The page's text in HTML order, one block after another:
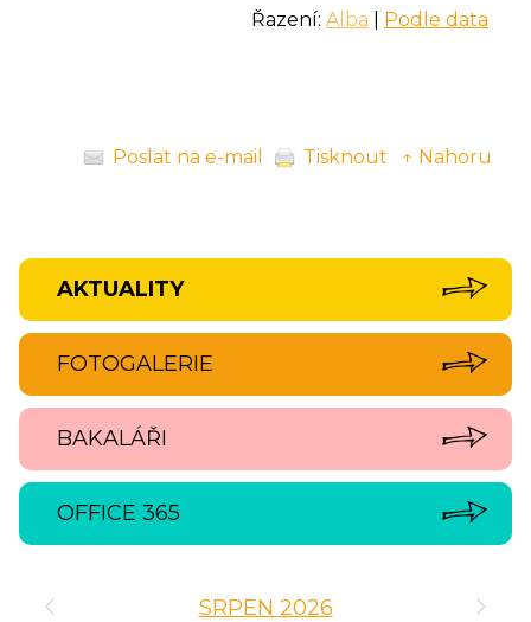
Řazení: Alba Podle data
Poslat na e-mail Tisknout ↑ Nahoru
AKTUALITY
FOTOGALERIE
BAKALÁŘI
OFFICE 365
SRPEN 2026